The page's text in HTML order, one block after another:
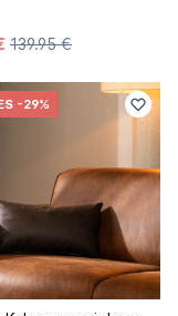
139.95 €
-29%